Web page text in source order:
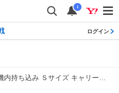
i
ログイン